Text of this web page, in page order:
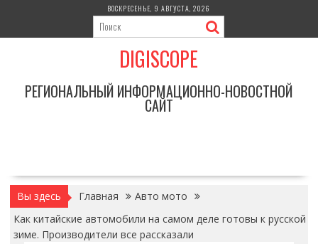
содержимому
ВОСКРЕСЕНЬЕ, 9 АВГУСТА, 2026
DIGISCOPE
РЕГИОНАЛЬНЫЙ ИНФОРМАЦИОННО-НОВОСТНОЙ
САЙТ
Вы здесь Главная
Авто мото
Как китайские автомобили на самом деле готовы к русской
зиме. Производители все рассказали